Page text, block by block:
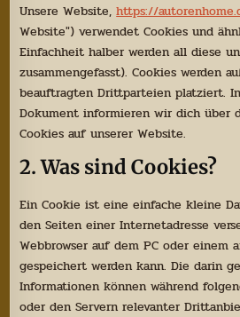
Unsere Website,https://
Website") verwendet Cookies und
Einfachheit halber werden all diese
zusammengefasst). Cookies werden
beauftragten Drittparteien platziert.
Dokument informieren wir dich über
Cookies auf unserer Website.
2. Was sind Cookies?
Ein Cookie ist eine einfache kleine
den Seiten einer Internetadresse
Webbrowser auf dem PC oder einem
gespeichert werden kann. Die darin
Informationen können während
oder den Servern relevanter